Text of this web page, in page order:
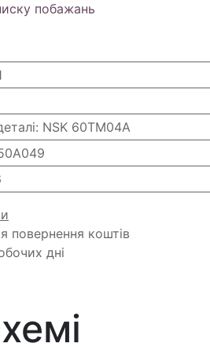
побажань
: NSK 60TM04A
повернення коштів
дні